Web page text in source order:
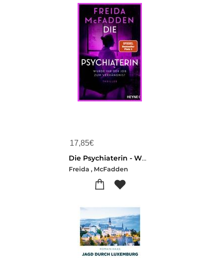
17,85€
Die Psychiaterin - Wurde ihr der Job zum Verhängnis?
Freida , McFadden